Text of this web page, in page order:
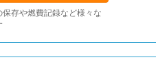
存や燃費記録など様々な